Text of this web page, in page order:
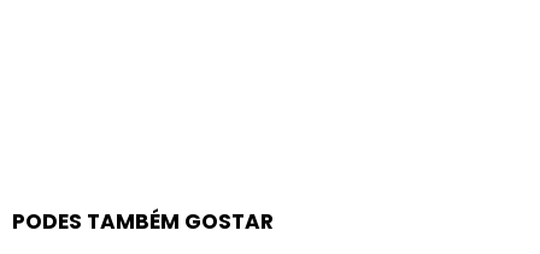
PODES TAMBÉM GOSTAR